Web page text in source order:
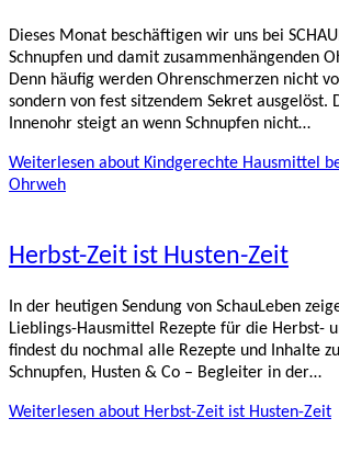
Dieses Monat beschäftigen wir uns bei
Schnupfen und damit zusammenhängenden
Denn häufig werden Ohrenschmerzen nicht
sondern von fest sitzendem Sekret ausgelöst.
Innenohr steigt an wenn Schnupfen nicht…
Weiterlesen about Kindgerechte Hausmittel
Ohrweh
Herbst-Zeit ist Husten-Zeit
In der heutigen Sendung von SchauLeben
Lieblings-Hausmittel Rezepte für die Herbst-
findest du nochmal alle Rezepte und Inhalte
Schnupfen, Husten & Co – Begleiter in der…
Weiterlesen about Herbst-Zeit ist Husten-Zeit